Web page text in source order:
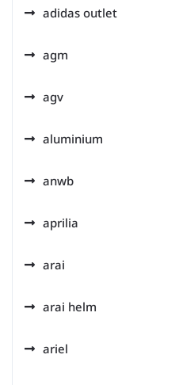
adidas outlet
agm
agv
aluminium
anwb
aprilia
arai
arai helm
ariel